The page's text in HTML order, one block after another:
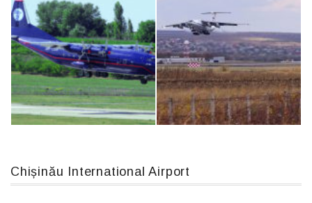
Boeing 737 MAX 8, TC-LCC MC-130, 15731
Chișinău International Airport